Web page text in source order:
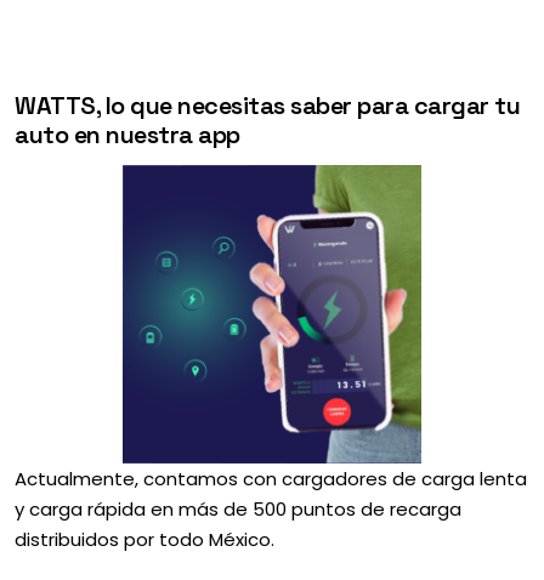
WATTS, lo que necesitas saber para cargar tu
auto en nuestra app
Actualmente, contamos con cargadores de carga lenta
y carga rápida en más de 500 puntos de recarga
distribuidos por todo México.